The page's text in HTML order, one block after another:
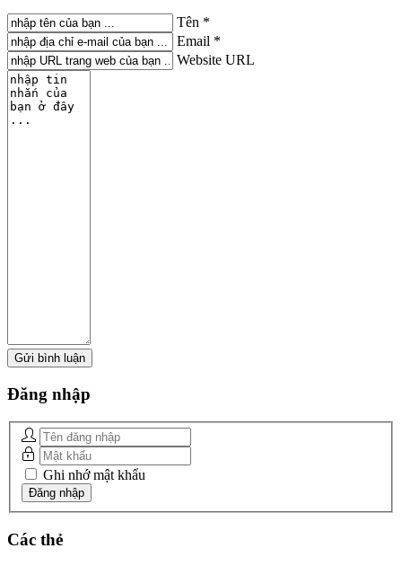
Tên *
Email *
Website URL
Đăng nhập
Ghi nhớ mật khẩu
Các thẻ